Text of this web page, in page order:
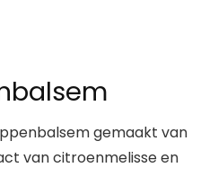
gemaakt van
van citroenmelisse en